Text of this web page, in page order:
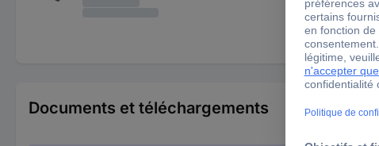
Documents et téléchargements